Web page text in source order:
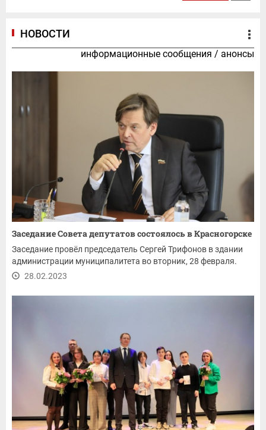
НОВОСТИ
информационные сообщения / анонсы
Заседание Совета депутатов состоялось в Красногорске
Заседание провёл председатель Сергей Трифонов в здании
администрации муниципалитета во вторник, 28 февраля.
28.02.2023